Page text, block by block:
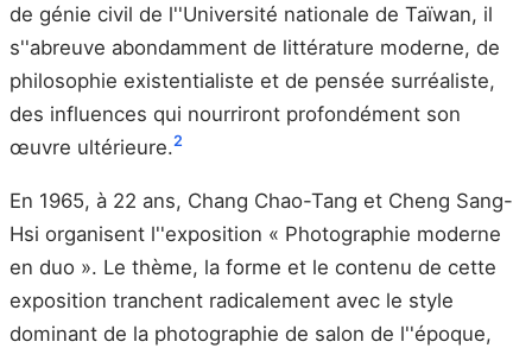
de génie civil de l''Université nationale de Taïwan, il
s''abreuve abondamment de littérature moderne, de
philosophie existentialiste et de pensée surréaliste,
des influences qui nourriront profondément son
œuvre ultérieure.2
En 1965, à 22 ans, Chang Chao-Tang et Cheng Sang-
Hsi organisent l''exposition « Photographie moderne
en duo ». Le thème, la forme et le contenu de cette
exposition tranchent radicalement avec le style
dominant de la photographie de salon de l''époque,